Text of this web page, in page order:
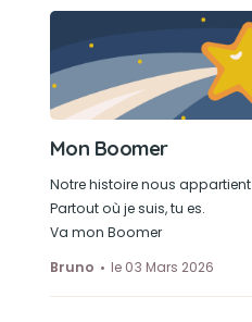
Mon Boomer
Notre histoire nous appartient
Partout où je suis, tu es.
Va mon Boomer
Bruno
le 03 Mars 2026